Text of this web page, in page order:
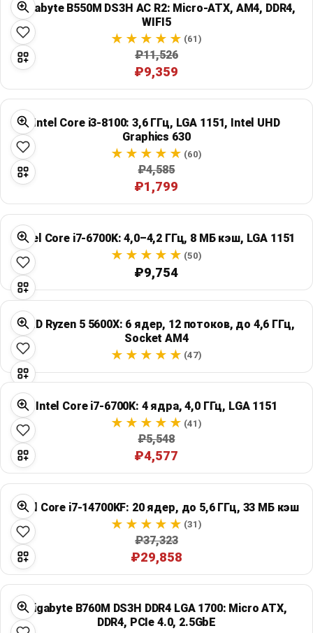
Gigabyte B550M DS3H AC R2: Micro-ATX, AM4, DDR4,
WIFI5
(61)
₽11,526
₽9,359
Intel Core i3-8100: 3,6 ГГц, LGA 1151, Intel UHD
Graphics 630
(60)
₽4,585
₽1,799
Intel Core i7-6700K: 4,0–4,2 ГГц, 8 МБ кэш, LGA 1151
(50)
₽9,754
AMD Ryzen 5 5600X: 6 ядер, 12 потоков, до 4,6 ГГц,
Socket AM4
(47)
Intel Core i7-6700K: 4 ядра, 4,0 ГГц, LGA 1151
(41)
₽5,548
₽4,577
Intel Core i7-14700KF: 20 ядер, до 5,6 ГГц, 33 МБ кэш
(31)
₽37,323
₽29,858
Gigabyte B760M DS3H DDR4 LGA 1700: Micro ATX,
DDR4, PCIe 4.0, 2.5GbE